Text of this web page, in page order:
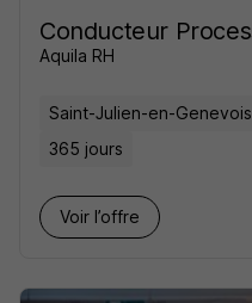
Conducteur
Aquila RH
Saint-Julien-en-
365 jours
Voir l’offre